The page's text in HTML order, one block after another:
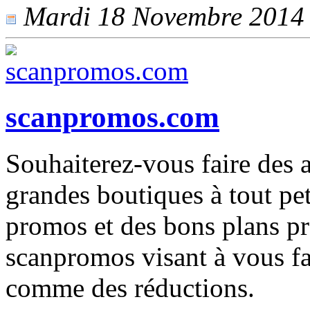
Mardi 18 Novembre
scanpromos.com
Souhaiterez-vous faire des
grandes boutiques à tout
promos et des bons plans
scanpromos visant à vous
comme des réductions.